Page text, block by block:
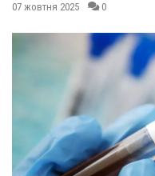
07 жовтня 2025 0